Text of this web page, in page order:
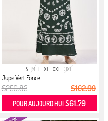
S M L XL XXL 3XL
Jupe Vert Foncé
$256.83 $102.99
POUR AUJOURD HUI $61.79